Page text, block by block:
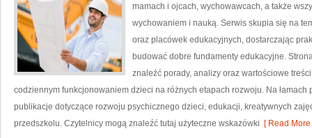
mamach i ojcach, wychowawcach, a także
wychowaniem i nauką. Serwis skupia się na
oraz placówek edukacyjnych, dostarczając
budować dobre fundamenty edukacyjne.
znaleźć porady, analizy oraz wartościowe
codziennym funkcjonowaniem dzieci na różnych etapach rozwoju. Na
publikacje dotyczące rozwoju psychicznego dzieci, edukacji, kreatywnych
przedszkolu. Czytelnicy mogą znaleźć tutaj użyteczne wskazówki [ Read More